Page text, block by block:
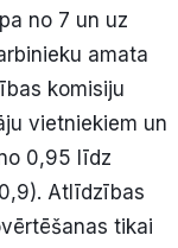
no 7 un uz
amata
komisiju
vietniekiem un
0,95 līdz
Atlīdzības
tikai